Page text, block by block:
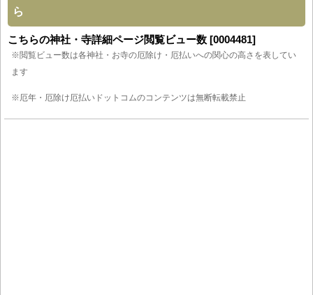
ら
こちらの神社・寺詳細ページ閲覧ビュー数 [0004481]
※閲覧ビュー数は各神社・お寺の厄除け・厄払いへの関心の高さを表してい
ます
※厄年・厄除け厄払いドットコムのコンテンツは無断転載禁止